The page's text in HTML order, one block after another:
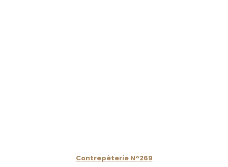
Contrepèterie N°269